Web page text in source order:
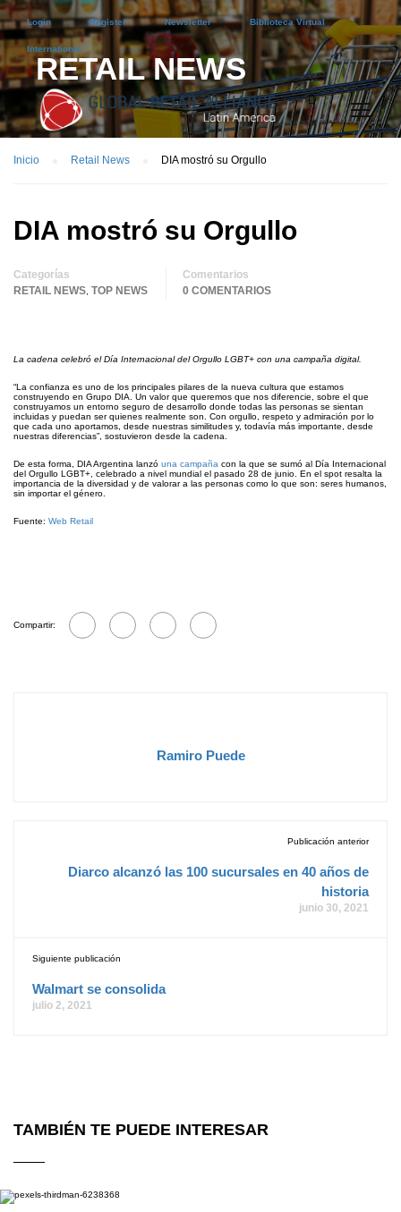
Login Register Newsletter Biblioteca Virtual
International
RETAIL NEWS
Inicio Retail News DIA mostró su Orgullo
DIA mostró su Orgullo
Categorías
RETAIL NEWS TOP NEWS
Comentarios
0 COMENTARIOS
La cadena celebró el Día Internacional del Orgullo LGBT+ con una campaña digital.
“La confianza es uno de los principales pilares de la nueva cultura que estamos
construyendo en Grupo DIA. Un valor que queremos que nos diferencie, sobre el que
construyamos un entorno seguro de desarrollo donde todas las personas se sientan
incluidas y puedan ser quienes realmente son. Con orgullo, respeto y admiración por lo
que cada uno aportamos, desde nuestras similitudes y, todavía más importante, desde
nuestras diferencias”, sostuvieron desde la cadena.
De esta forma, DIA Argentina lanzó una campaña con la que se sumó al Día Internacional
del Orgullo LGBT+, celebrado a nivel mundial el pasado 28 de junio. En el spot resalta la
importancia de la diversidad y de valorar a las personas como lo que son: seres humanos,
sin importar el género.
Fuente: Web Retail
Compartir:
Ramiro Puede
Publicación anterior
Diarco alcanzó las 100 sucursales en 40 años de
historia
junio 30, 2021
Siguiente publicación
Walmart se consolida
julio 2, 2021
TAMBIÉN TE PUEDE INTERESAR